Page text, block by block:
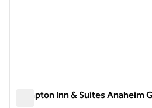
Hampton Inn & Suites Anaheim